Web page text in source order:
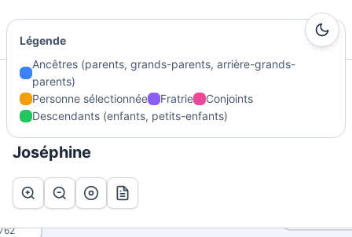
Accueil/Généalogie
Arbre de FONTAINE Adelaïde Marie
Joséphine
Légende
Ancêtres (parents, grands-parents, arrière-grands-
parents)
Personne sélectionnée
Fratrie
Conjoints
Descendants (enfants, petits-enfants)